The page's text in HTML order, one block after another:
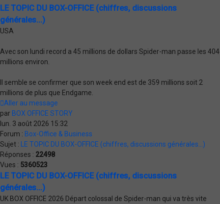
LE TOPIC DU BOX-OFFICE (chiffres, discussions
générales...)
USA
Avec son lundi record a 45 millions de dollars Spider-man passe les 404
millions environ.
Il semble se confirmer que son week end est de 359 millions soit 2
millions de plus que Endgame.
Aller au message
par BOX OFFICE STORY
lun. 3 août 2026 15:32
Forum : Box-Office & Business
Sujet :
LE TOPIC DU BOX-OFFICE (chiffres, discussions générales...)
Réponses : 22498
Vues : 5360523
LE TOPIC DU BOX-OFFICE (chiffres, discussions
générales...)
UK BOX OFFICE 2026 Départ colossal de Spider-man qui va très vite